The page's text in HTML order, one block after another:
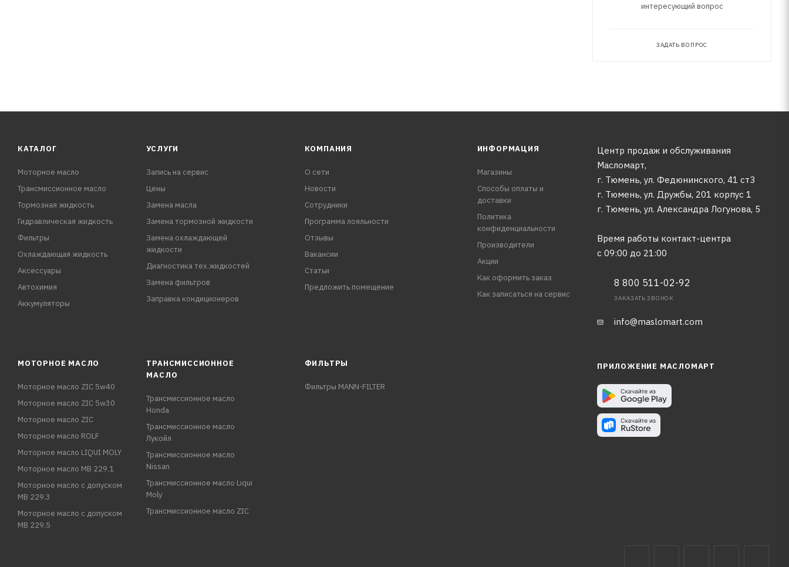
интересующий вопрос
ЗАДАТЬ ВОПРОС
КАТАЛОГ
Моторное масло
Трансмиссионное масло
Тормозная жидкость
Гидравлическая жидкость
Фильтры
Охлаждающая жидкость
Аксессуары
Автохимия
Аккумуляторы
УСЛУГИ
Запись на сервис
Цены
Замена масла
Замена тормозной жидкости
Замена охлаждающей
жидкости
Диагностика тех.жидкостей
Замена фильтров
Заправка кондиционеров
КОМПАНИЯ
О сети
Новости
Сотрудники
Программа лояльности
Отзывы
Вакансии
Статьи
Предложить помещение
ИНФОРМАЦИЯ
Магазины
Способы оплаты и
доставки
Политика
конфиденциальности
Производители
Акции
Как оформить заказ
Как записаться на сервис
Центр продаж и обслуживания
Масломарт,
г. Тюмень, ул. Федюнинского, 41 ст3
г. Тюмень, ул. Дружбы, 201 корпус 1
г. Тюмень, ул. Александра Логунова, 5
Время работы контакт-центра
с 09:00 до 21:00
8 800 511-02-92
ЗАКАЗАТЬ ЗВОНОК
info@maslomart.com
МОТОРНОЕ МАСЛО
Моторное масло ZIC 5w40
Моторное масло ZIC 5w30
Моторное масло ZIC
Моторное масло ROLF
Моторное масло LIQUI MOLY
Моторное масло MB 229.1
Моторное масло с допуском
MB 229.3
Моторное масло с допуском
MB 229.5
ТРАНСМИССИОННОЕ
МАСЛО
Трансмиссионное масло
Honda
Трансмиссионное масло
Лукойл
Трансмиссионное масло
Nissan
Трансмиссионное масло Liqui
Moly
Трансмиссионное масло ZIC
ФИЛЬТРЫ
Фильтры MANN-FILTER
ПРИЛОЖЕНИЕ МАСЛОМАРТ